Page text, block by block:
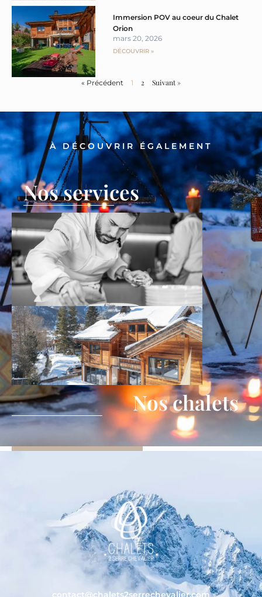
Immersion POV au coeur du Chalet
Orion
mars 20, 2026
DÉCOUVRIR »
« Précédent 1 2 Suivant »
À DÉCOUVRIR ÉGALEMENT
Nos services
Nos chalets
contact@chalets2serrechevalier.com